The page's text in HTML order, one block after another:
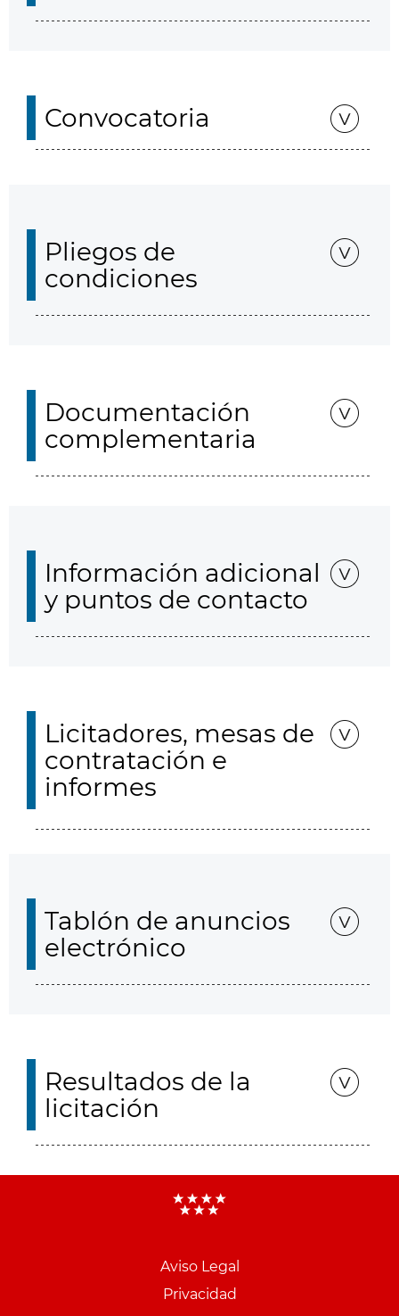
Convocatoria
Pliegos de
condiciones
Documentación
complementaria
Información adicional
y puntos de contacto
Licitadores, mesas de
contratación e
informes
Tablón de anuncios
electrónico
Resultados de la
licitación
Aviso Legal
Privacidad